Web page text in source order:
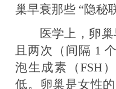
巢早衰那些 “隐秘
医学上，卵
且两次（间隔 1
泡生成素（FSH
低。卵巢是女性